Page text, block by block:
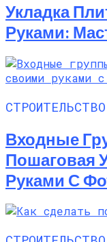
Укладка
Руками:
Входные
Пошаговая
Руками С